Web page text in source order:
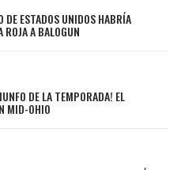
DE ESTADOS UNIDOS HABRÍA
ROJA A BALOGUN
DE LA TEMPORADA! EL
MID-OHIO